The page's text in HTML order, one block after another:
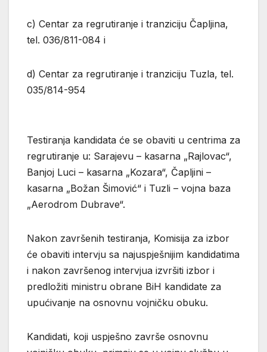
c) Centar za regrutiranje i tranziciju Čapljina,
tel. 036/811-084 i
d) Centar za regrutiranje i tranziciju Tuzla, tel.
035/814-954
Testiranja kandidata će se obaviti u centrima za
regrutiranje u: Sarajevu – kasarna „Rajlovac“,
Banjoj Luci – kasarna „Kozara“, Čapljini –
kasarna „Božan Šimović“ i Tuzli – vojna baza
„Aerodrom Dubrave“.
Nakon završenih testiranja, Komisija za izbor
će obaviti intervju sa najuspješnijim kandidatima
i nakon završenog intervjua izvršiti izbor i
predložiti ministru obrane BiH kandidate za
upućivanje na osnovnu vojničku obuku.
Kandidati, koji uspješno završe osnovnu